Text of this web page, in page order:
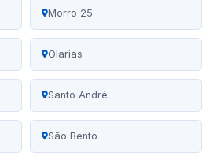
Morro 25
Olarias
Santo André
São Bento